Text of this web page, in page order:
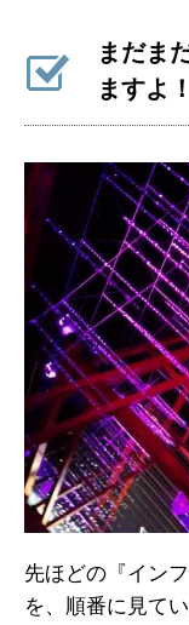
まだま
ますよ！
先ほどの『イン
を、順番に見て